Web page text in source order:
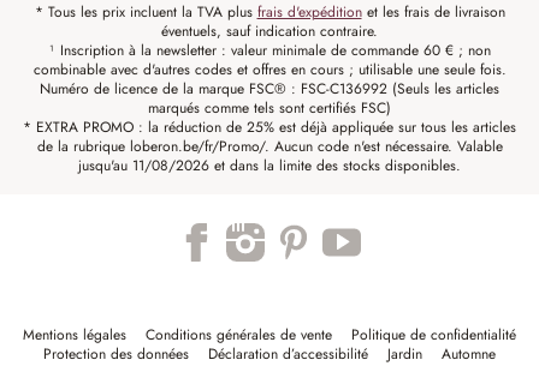
* Tous les prix incluent la TVA plus frais d'expéditionet les frais de livraison
éventuels, sauf indication contraire.
¹ Inscription à la newsletter : valeur minimale de commande 60 € ; non
combinable avec d'autres codes et offres en cours ; utilisable une seule fois.
Numéro de licence de la marque FSC® : FSC-C136992 (Seuls les articles
marqués comme tels sont certifiés FSC)
* EXTRA PROMO : la réduction de 25% est déjà appliquée sur tous les articles
de la rubrique loberon.be/fr/Promo/. Aucun code n'est nécessaire. Valable
jusqu'au 11/08/2026 et dans la limite des stocks disponibles.
Mentions légales Conditions générales de vente
Politique de confidentialité
Protection des données
Déclaration d’accessibilité Jardin
Automne